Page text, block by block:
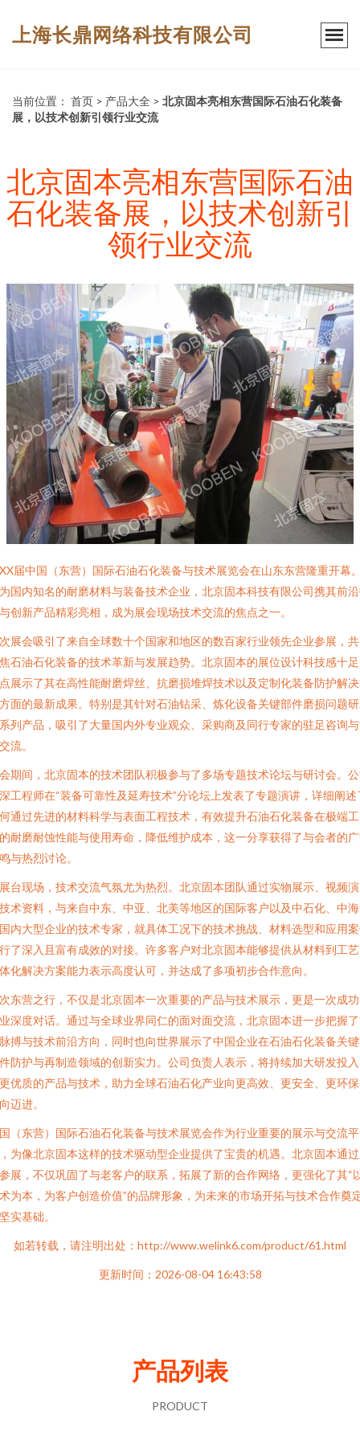
上海长鼎网络科技有限公司
当前位置： 首页 > 产品大全 > 北京固本亮相东营国际石油石化装备
展，以技术创新引领行业交流
北京固本亮相东营国际石油
石化装备展，以技术创新引
领行业交流
届中国（东营）国际石油石化装备与技术展览会在山东东营隆重开幕
国内知名的耐磨材料与装备技术企业，北京固本科技有限公司携其前
创新产品精彩亮相，成为展会现场技术交流的焦点之一。
展会吸引了来自全球数十个国家和地区的数百家行业领先企业参展，
石油石化装备的技术革新与发展趋势。北京固本的展位设计科技感十
展示了其在高性能耐磨焊丝、抗磨损堆焊技术以及定制化装备防护解
面的最新成果。特别是其针对石油钻采、炼化设备关键部件磨损问题
列产品，吸引了大量国内外专业观众、采购商及同行专家的驻足咨询
流。
期间，北京固本的技术团队积极参与了多场专题技术论坛与研讨会。
工程师在“装备可靠性及延寿技术”分论坛上发表了专题演讲，详细阐述
通过先进的材料科学与表面工程技术，有效提升石油石化装备在极端
耐磨耐蚀性能与使用寿命，降低维护成本，这一分享获得了与会者的
与热烈讨论。
台现场，技术交流气氛尤为热烈。北京固本团队通过实物展示、视频
术资料，与来自中东、中亚、北美等地区的国际客户以及中石化、中
内大型企业的技术专家，就具体工况下的技术挑战、材料选型和应用
了深入且富有成效的对接。许多客户对北京固本能够提供从材料到工
化解决方案能力表示高度认可，并达成了多项初步合作意向。
东营之行，不仅是北京固本一次重要的产品与技术展示，更是一次成
深度对话。通过与全球业界同仁的面对面交流，北京固本进一步把握
搏与技术前沿方向，同时也向世界展示了中国企业在石油石化装备关
防护与再制造领域的创新实力。公司负责人表示，将持续加大研发投
优质的产品与技术，助力全球石油石化产业向更高效、更安全、更环
迈进。
（东营）国际石油石化装备与技术展览会作为行业重要的展示与交流平
为像北京固本这样的技术驱动型企业提供了宝贵的机遇。北京固本通
展，不仅巩固了与老客户的联系，拓展了新的合作网络，更强化了其“
为本，为客户创造价值”的品牌形象，为未来的市场开拓与技术合作奠
实基础。
如若转载，请注明出处：http://www.welink6.com/product/61.html
更新时间：2026-08-04 16:43:58
产品列表
PRODUCT